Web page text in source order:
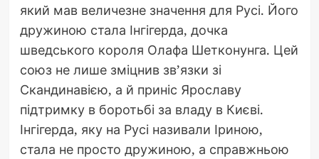
який мав величезне значення для Русі. Його
дружиною стала Інгігерда, дочка
шведського короля Олафа Шетконунга. Цей
союз не лише зміцнив зв’язки зі
Скандинавією, а й приніс Ярославу
підтримку в боротьбі за владу в Києві.
Інгігерда, яку на Русі називали Іриною,
стала не просто дружиною, а справжньою